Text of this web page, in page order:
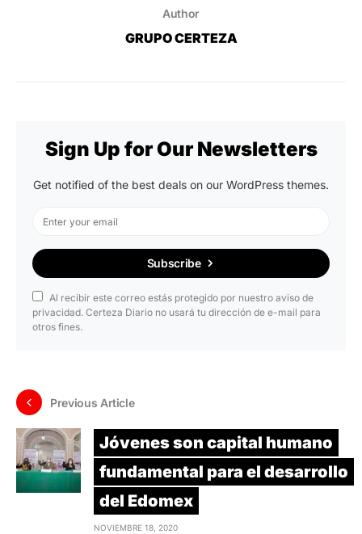
Author
GRUPO CERTEZA
Sign Up for Our Newsletters
Get notified of the best deals on our WordPress themes.
Subscribe
Al recibir este correo estás protegido por nuestro aviso de
privacidad. Certeza Diario no usará tu dirección de e-mail para
otros fines.
Previous Article
Jóvenes son capital humano
fundamental para el desarrollo
del Edomex
NOVIEMBRE 18, 2020